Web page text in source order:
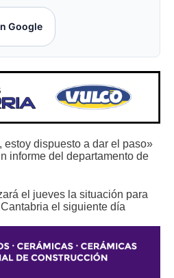
Google
dispuesto a dar el paso»
informe del departamento de
el jueves la situación para
el siguiente día